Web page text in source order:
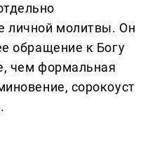
личной молитвы. Он
обращение к Богу
чем формальная
сорокоуст